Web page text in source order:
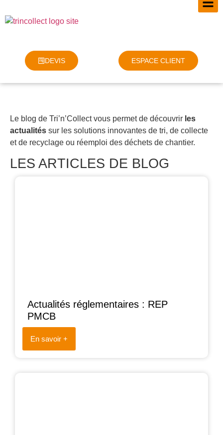
DEVIS ESPACE CLIENT
Le blog de Tri’n’Collect vous permet de découvrir les
actualités sur les solutions innovantes de tri, de collecte
et de recyclage ou réemploi des déchets de chantier.
LES ARTICLES DE BLOG
Actualités réglementaires : REP
PMCB
En savoir +